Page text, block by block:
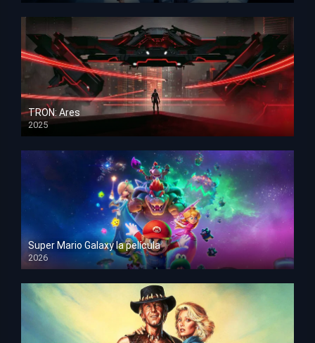
TRON: Ares
2025
HD 1080p
Super Mario Galaxy la película
2026
HD 1080p